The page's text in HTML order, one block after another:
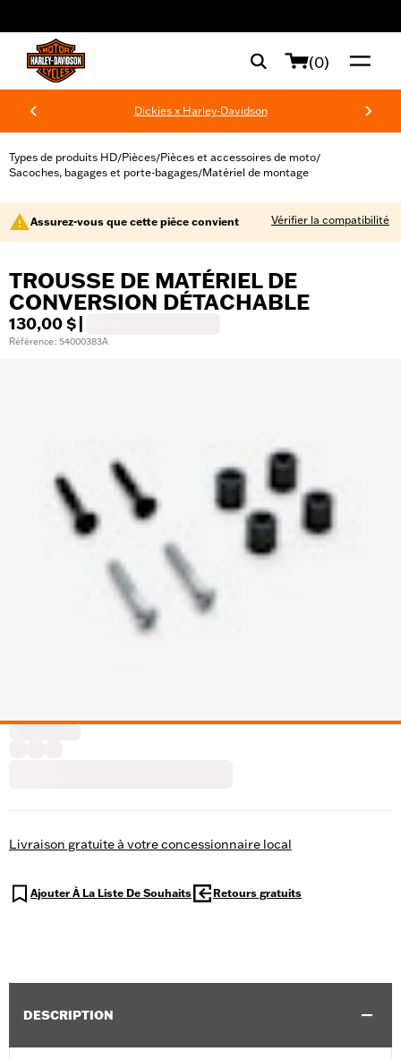
(0)
Dickies x Harley-Davidson
Types de produits HD/Pièces/Pièces et accessoires de moto/
Sacoches, bagages et porte-bagages/Matériel de montage
Assurez-vous que cette pièce convient Vérifier la compatibilité
TROUSSE DE MATÉRIEL DE
CONVERSION DÉTACHABLE
130,00 $
Référence : 54000383A
Livraison gratuite à votre concessionnaire local
Ajouter À La Liste De Souhaits Retours gratuits
DESCRIPTION